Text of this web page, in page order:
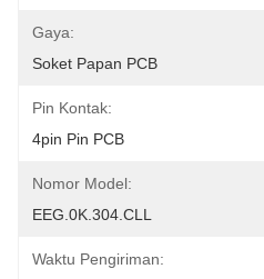
Gaya:
Soket Papan PCB
Pin Kontak:
4pin Pin PCB
Nomor Model:
EEG.0K.304.CLL
Waktu Pengiriman: